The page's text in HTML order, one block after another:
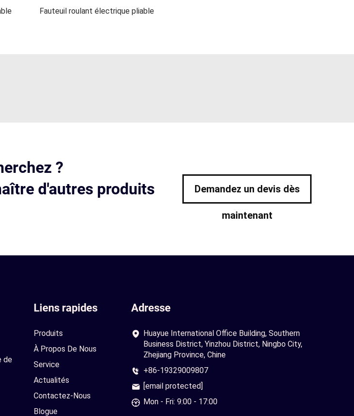
Fauteuil roulant électrique pliable
?
d'autres produits
Demandez un devis dès
maintenant
de
Liens rapides
Produits
À Propos De Nous
Service
Actualités
Contactez-Nous
Blogue
Adresse
Huayue International Office Building, Southern
Business District, Yinzhou District, Ningbo City,
Zhejiang Province, Chine
+86-19329009807
[email protected]
Mon - Fri: 9:00 - 17:00